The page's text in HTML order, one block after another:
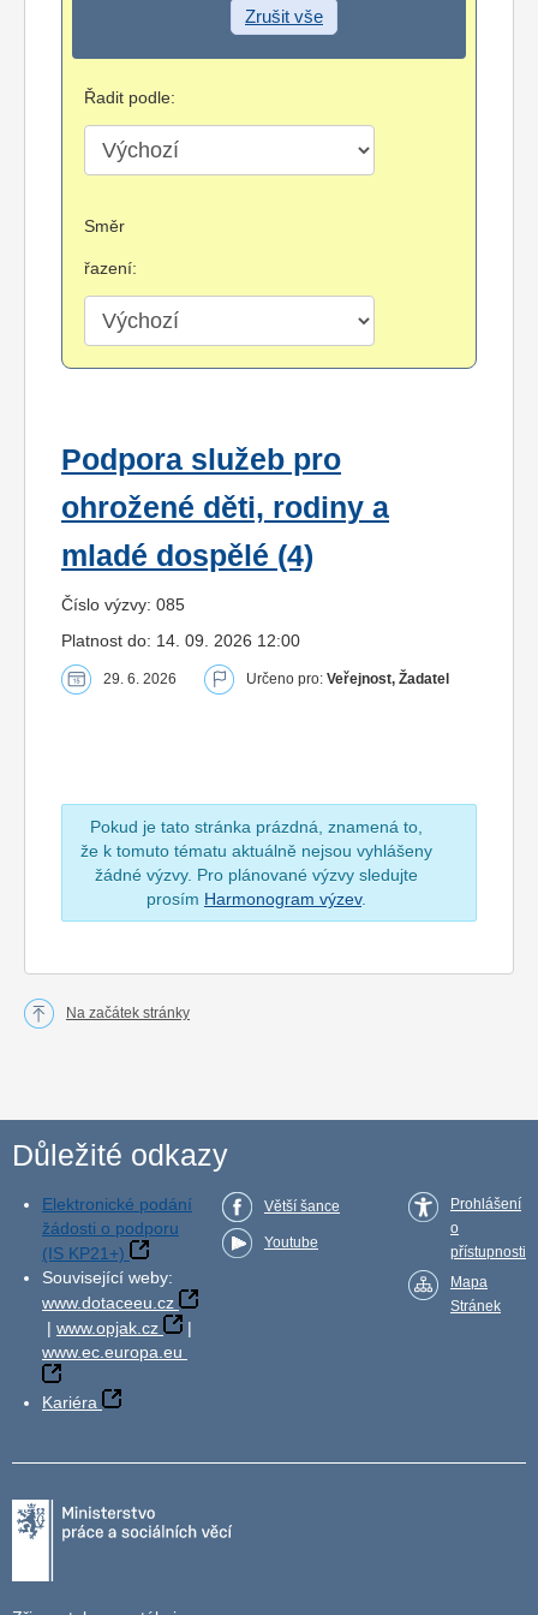
Zrušit vše
Řadit podle:
Směr
řazení:
Podpora služeb pro
ohrožené děti, rodiny a
mladé dospělé (4)
Číslo výzvy: 085
Platnost do: 14. 09. 2026 12:00
29. 6. 2026 Určeno pro: Veřejnost, Žadatel
Pokud je tato stránka prázdná, znamená to,
že k tomuto tématu aktuálně nejsou vyhlášeny
žádné výzvy. Pro plánované výzvy sledujte
prosím Harmonogram výzev.
Na začátek stránky
Důležité odkazy
Elektronické podání
žádosti o podporu
(IS KP21+)
Související weby:
www.dotaceeu.cz
| www.opjak.cz
|
www.ec.europa.eu
Kariéra
Větší šance
Youtube
Prohlášení
o
přístupnosti
Mapa
Stránek